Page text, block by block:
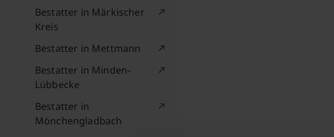
Bestatter in Märkischer
Kreis
Bestatter in Mettmann
Bestatter in Minden-
Lübbecke
Bestatter in
Mönchengladbach